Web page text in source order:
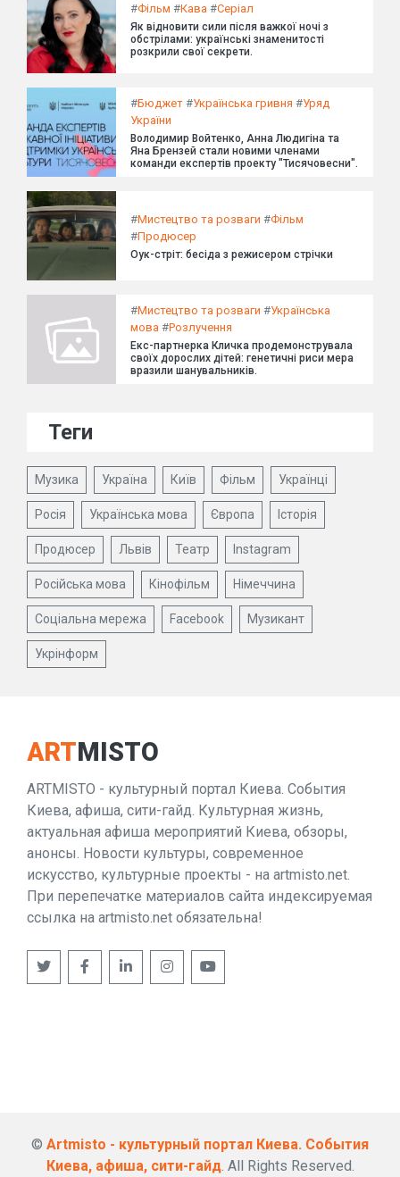
#Фільм #Кава #Серіал
Як відновити сили після важкої ночі з
обстрілами: українські знаменитості
розкрили свої секрети.
#Бюджет #Українська гривня #Уряд
України
Володимир Войтенко, Анна Людигіна та
Яна Брензей стали новими членами
команди експертів проекту "Тисячовесни".
#Мистецтво та розваги #Фільм
#Продюсер
Оук-стріт: бесіда з режисером стрічки
#Мистецтво та розваги #Українська
мова #Розлучення
Екс-партнерка Кличка продемонструвала
своїх дорослих дітей: генетичні риси мера
вразили шанувальників.
Теги
Музика Україна Київ Фільм Українці
Росія Українська мова Європа Історія
Продюсер Львів Театр Instagram
Російська мова Кінофільм Німеччина
Соціальна мережа Facebook Музикант
Укрінформ
ARTMISTO
ARTMISTO - культурный портал Киева. События
Киева, афиша, сити-гайд. Культурная жизнь,
актуальная афиша мероприятий Киева, обзоры,
анонсы. Новости культуры, современное
искусство, культурные проекты - на artmisto.net.
При перепечатке материалов сайта индексируемая
ссылка на artmisto.net обязательна!
© Artmisto - культурный портал Киева. События
Киева, афиша, сити-гайд. All Rights Reserved.